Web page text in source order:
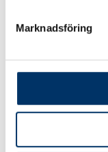
Marknadsföring
Till vår digitala
Instruktion för